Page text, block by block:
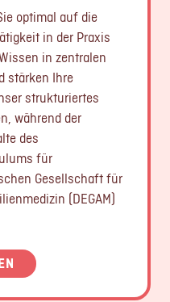
optimal auf die
in der Praxis
in zentralen
stärken Ihre
strukturiertes
während der
des
für
Gesellschaft für
(DEGAM)